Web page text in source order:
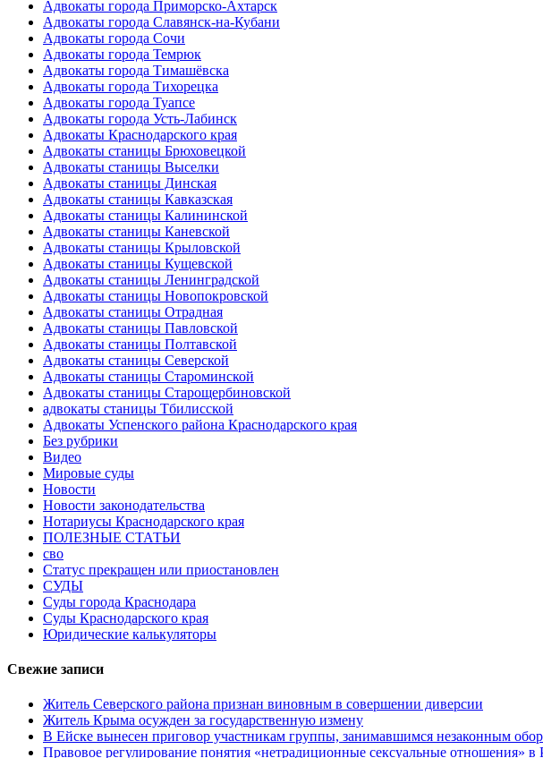
Адвокаты города Приморско-Ахтарск
Адвокаты города Славянск-на-Кубани
Адвокаты города Сочи
Адвокаты города Темрюк
Адвокаты города Тимашёвска
Адвокаты города Тихорецка
Адвокаты города Туапсе
Адвокаты города Усть-Лабинск
Адвокаты Краснодарского края
Адвокаты станицы Брюховецкой
Адвокаты станицы Выселки
Адвокаты станицы Динская
Адвокаты станицы Кавказская
Адвокаты станицы Калининской
Адвокаты станицы Каневской
Адвокаты станицы Крыловской
Адвокаты станицы Кущевской
Адвокаты станицы Ленинградской
Адвокаты станицы Новопокровской
Адвокаты станицы Отрадная
Адвокаты станицы Павловской
Адвокаты станицы Полтавской
Адвокаты станицы Северской
Адвокаты станицы Староминской
Адвокаты станицы Старощербиновской
адвокаты станицы Тбилисской
Адвокаты Успенского района Краснодарского края
Без рубрики
Видео
Мировые суды
Новости
Новости законодательства
Нотариусы Краснодарского края
ПОЛЕЗНЫЕ СТАТЬИ
сво
Статус прекращен или приостановлен
СУДЫ
Суды города Краснодара
Суды Краснодарского края
Юридические калькуляторы
Свежие записи
Житель Северского района признан виновным в совершении диверсии
Житель Крыма осужден за государственную измену
В Ейске вынесен приговор участникам группы, занимавшимся незаконным
Правовое регулирование понятия «нетрадиционные сексуальные отношения»